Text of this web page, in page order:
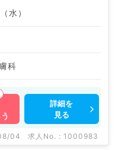
水）
科
詳細を
見る
04 求人No. : 1000983